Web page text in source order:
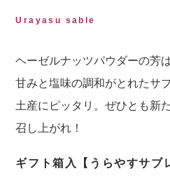
Urayasu sable
ヘーゼルナッツパウダーの芳
甘みと塩味の調和がとれたサ
土産にピッタリ。ぜひとも新
召し上がれ！
ギフト箱入【うらやすサブ